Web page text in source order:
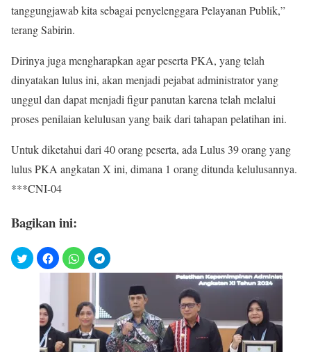
tanggungjawab kita sebagai penyelenggara Pelayanan Publik,”
terang Sabirin.
Dirinya juga mengharapkan agar peserta PKA, yang telah
dinyatakan lulus ini, akan menjadi pejabat administrator yang
unggul dan dapat menjadi figur panutan karena telah melalui
proses penilaian kelulusan yang baik dari tahapan pelatihan ini.
Untuk diketahui dari 40 orang peserta, ada Lulus 39 orang yang
lulus PKA angkatan X ini, dimana 1 orang ditunda kelulusannya.
***CNI-04
Bagikan ini: